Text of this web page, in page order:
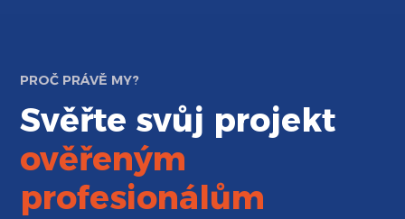
PROČ PRÁVĚ MY?
Svěřte svůj projekt
ověřeným
profesionálům